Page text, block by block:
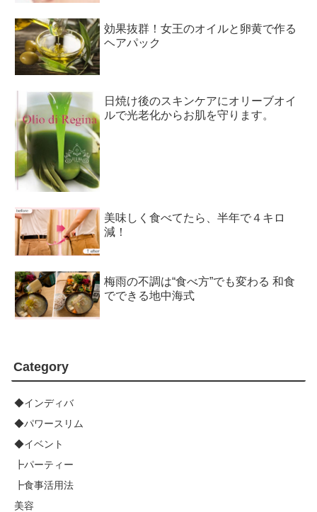
効果抜群！女王のオイルと卵黄で作る
ヘアパック
日焼け後のスキンケアにオリーブオイ
ルで光老化からお肌を守ります。
美味しく食べてたら、半年で４キロ
減！
梅雨の不調は“食べ方”でも変わる 和食
でできる地中海式
Category
◆インディバ
◆パワースリム
◆イベント
┣パーティー
┣食事活用法
美容